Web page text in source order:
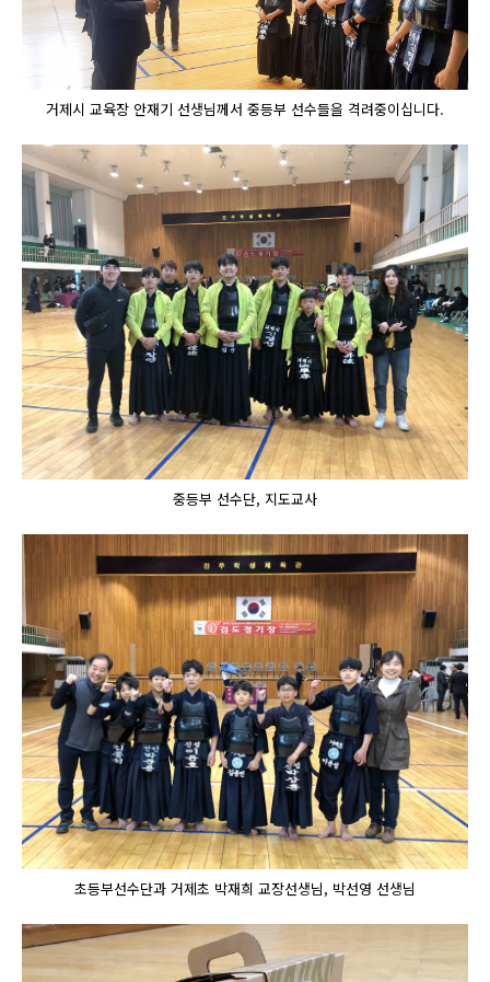
거제시 교육장 안재기 선생님께서 중등부 선수들을 격려중이십니다.
중등부 선수단, 지도교사
초등부선수단과 거제초 박재희 교장선생님, 박선영 선생님